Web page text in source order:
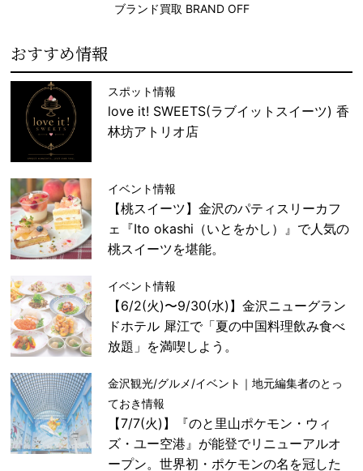
ブランド買取 BRAND OFF
おすすめ情報
スポット情報
love it! SWEETS(ラブイットスイーツ) 香
林坊アトリオ店
イベント情報
【桃スイーツ】金沢のパティスリーカフ
ェ『Ito okashi（いとをかし）』で人気の
桃スイーツを堪能。
イベント情報
【6/2(火)〜9/30(水)】金沢ニューグラン
ドホテル 犀江で「夏の中国料理飲み食べ
放題」を満喫しよう。
金沢観光/グルメ/イベント｜地元編集者のとっ
ておき情報
【7/7(火)】『のと里山ポケモン・ウィ
ズ・ユー空港』が能登でリニューアルオ
ープン。世界初・ポケモンの名を冠した